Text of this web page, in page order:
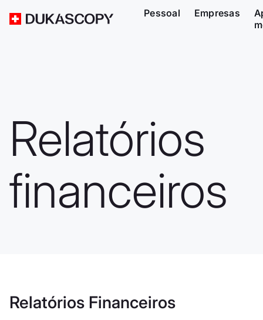
Pessoal Empresas
Relatórios
financeiros
Relatórios Financeiros